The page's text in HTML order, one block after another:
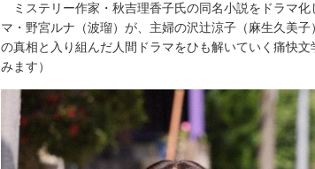
ミステリー作家・秋吉理香子氏の同名小説をドラマ
マ・野宮ルナ（波瑠）が、主婦の沢辻涼子（麻生久美
の真相と入り組んだ人間ドラマをひも解いていく痛快
みます）